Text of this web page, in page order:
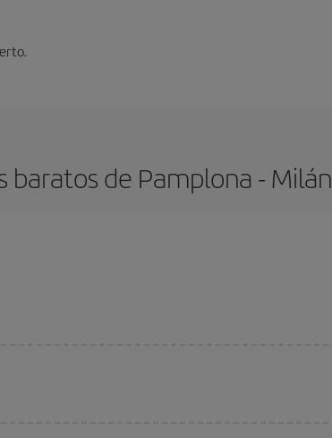
de Pamplona - Milán